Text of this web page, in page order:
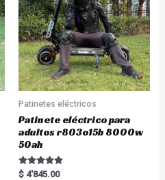
Patinetes eléctricos
Patinete eléctrico para
adultos r803o15b 8000w
50ah
Rated
$ 4'845.00